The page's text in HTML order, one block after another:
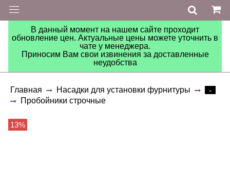
В данный момент на нашем сайте проходит
обновление цен. Актуальные цены можете уточнить в
чате у менеджера.
Приносим Вам свои извинения за доставленные
неудобства
Главная Насадки для установки фурнитуры
-
Пробойники строчные
13%